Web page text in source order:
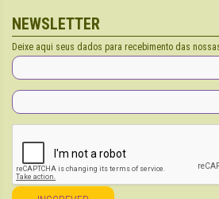
NEWSLETTER
Deixe aqui seus dados para recebimento das